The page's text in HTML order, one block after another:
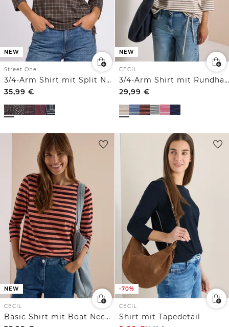
NEW
Street One
3/4-Arm Shirt mit Split Neck und Print
35,99 €
NEW
CECIL
3/4-Arm Shirt mit Rundhals und Streifen
29,99 €
NEW
CECIL
Basic Shirt mit Boat Neck und Streifen
-70%
CECIL
Shirt mit Tapedetail